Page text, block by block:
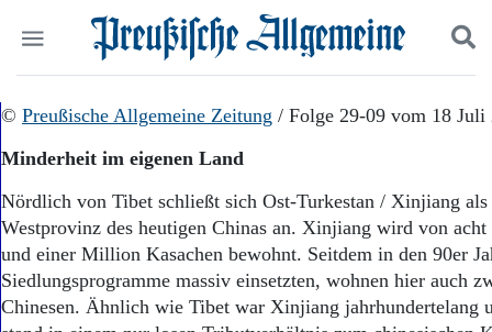
Politik
Wirtschaft
Gesellschaft
Leben
Geschichte
Ostpreußen
Pommern
Suchen und finden
© Preußische Allgemeine Zeitung / Folge 29-09 vom 18 Juli
Minderheit im eigenen Land
Nördlich von Tibet schließt sich Ost-Turkestan / Xinjiang als
Westprovinz des heutigen Chinas an. Xinjiang wird von
und einer Million Kasachen bewohnt. Seitdem in den 90er
Siedlungsprogramme massiv einsetzten, wohnen hier auch
Chinesen. Ähnlich wie Tibet war Xinjiang jahrhundertelang